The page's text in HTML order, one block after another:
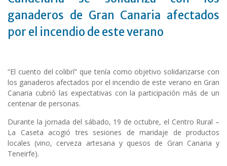
ganaderos de Gran Canaria afectados
por el incendio de este verano
“El cuento del colibrí” que tenía como objetivo solidarizarse con
los ganaderos afectados por el incendio de este verano en Gran
Canaria cubrió las expectativas con la participación más de un
centenar de personas.
Durante la jornada del sábado, 19 de octubre, el Centro Rural –
La Caseta acogió tres sesiones de maridaje de productos
locales (vino, cerveza artesana y quesos de Gran Canaria y
Teneirfe).